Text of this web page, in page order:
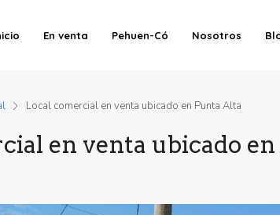
En venta Pehuen-Có Nosotros
Local comercial en venta ubicado en Punta Alta
en venta ubicado